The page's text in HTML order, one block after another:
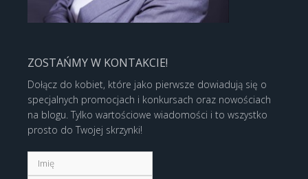
ZOSTAŃMY W KONTAKCIE!
Dołącz do kobiet, które jako pierwsze dowiadują się o
specjalnych promocjach i konkursach oraz nowościach
na blogu. Tylko wartościowe wiadomości i to wszystko
prosto do Twojej skrzynki!